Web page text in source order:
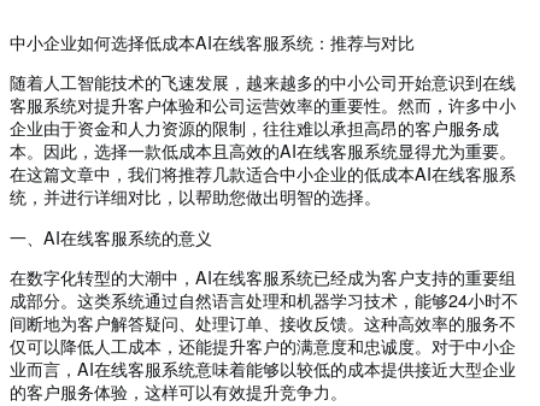
中小企业如何选择低成本AI在线客服系统：推荐与对比
随着人工智能技术的飞速发展，越来越多的中小公司开始意识到在线
客服系统对提升客户体验和公司运营效率的重要性。然而，许多中小
企业由于资金和人力资源的限制，往往难以承担高昂的客户服务成
本。因此，选择一款低成本且高效的AI在线客服系统显得尤为重要。
在这篇文章中，我们将推荐几款适合中小企业的低成本AI在线客服系
统，并进行详细对比，以帮助您做出明智的选择。
一、AI在线客服系统的意义
在数字化转型的大潮中，AI在线客服系统已经成为客户支持的重要组
成部分。这类系统通过自然语言处理和机器学习技术，能够24小时不
间断地为客户解答疑问、处理订单、接收反馈。这种高效率的服务不
仅可以降低人工成本，还能提升客户的满意度和忠诚度。对于中小企
业而言，AI在线客服系统意味着能够以较低的成本提供接近大型企业
的客户服务体验，这样可以有效提升竞争力。